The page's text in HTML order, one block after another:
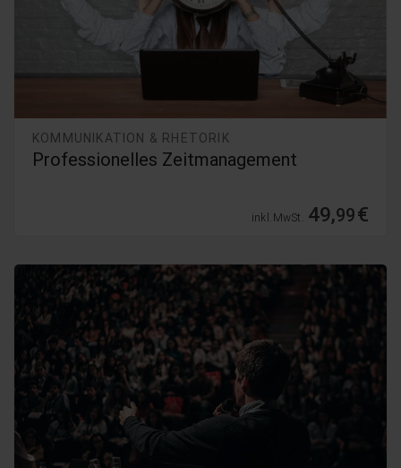
KOMMUNIKATION & RHETORIK
Professionelles Zeitmanagement
inkl. MwSt. 49,99€